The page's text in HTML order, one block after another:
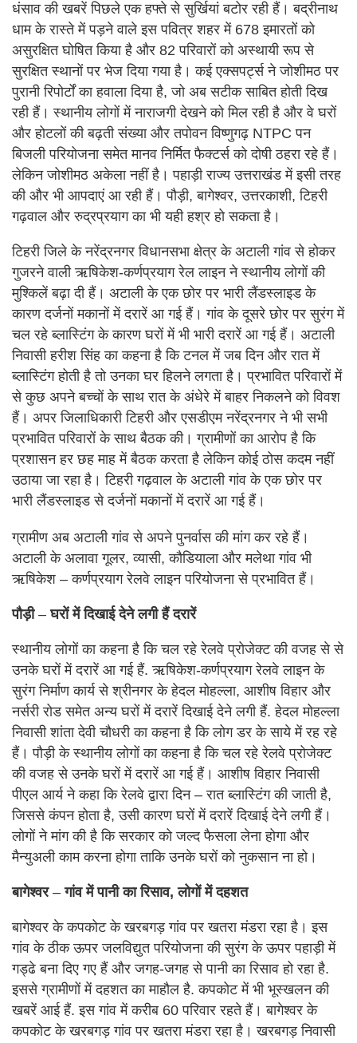
धंसाव की खबरें पिछले एक हफ्ते से सुर्खियां बटोर रही हैं। बद्रीनाथ
धाम के रास्ते में पड़ने वाले इस पवित्र शहर में 678 इमारतों को
असुरक्षित घोषित किया है और 82 परिवारों को अस्थायी रूप से
सुरक्षित स्थानों पर भेज दिया गया है। कई एक्सपर्ट्स ने जोशीमठ पर
पुरानी रिपोर्टों का हवाला दिया है, जो अब सटीक साबित होती दिख
रही हैं। स्थानीय लोगों में नाराजगी देखने को मिल रही है और वे घरों
और होटलों की बढ़ती संख्या और तपोवन विष्णुगढ़ NTPC पन
बिजली परियोजना समेत मानव निर्मित फैक्टर्स को दोषी ठहरा रहे हैं।
लेकिन जोशीमठ अकेला नहीं है। पहाड़ी राज्य उत्तराखंड में इसी तरह
की और भी आपदाएं आ रही हैं। पौड़ी, बागेश्वर, उत्तरकाशी, टिहरी
गढ़वाल और रुद्रप्रयाग का भी यही हश्र हो सकता है।
टिहरी जिले के नरेंद्रनगर विधानसभा क्षेत्र के अटाली गांव से होकर
गुजरने वाली ऋषिकेश-कर्णप्रयाग रेल लाइन ने स्थानीय लोगों की
मुश्किलें बढ़ा दी हैं। अटाली के एक छोर पर भारी लैंडस्लाइड के
कारण दर्जनों मकानों में दरारें आ गई हैं। गांव के दूसरे छोर पर सुरंग में
चल रहे ब्लास्टिंग के कारण घरों में भी भारी दरारें आ गई हैं। अटाली
निवासी हरीश सिंह का कहना है कि टनल में जब दिन और रात में
ब्लास्टिंग होती है तो उनका घर हिलने लगता है। प्रभावित परिवारों में
से कुछ अपने बच्चों के साथ रात के अंधेरे में बाहर निकलने को विवश
हैं। अपर जिलाधिकारी टिहरी और एसडीएम नरेंद्रनगर ने भी सभी
प्रभावित परिवारों के साथ बैठक की। ग्रामीणों का आरोप है कि
प्रशासन हर छह माह में बैठक करता है लेकिन कोई ठोस कदम नहीं
उठाया जा रहा है। टिहरी गढ़वाल के अटाली गांव के एक छोर पर
भारी लैंडस्लाइड से दर्जनों मकानों में दरारें आ गई हैं।
ग्रामीण अब अटाली गांव से अपने पुनर्वास की मांग कर रहे हैं।
अटाली के अलावा गूलर, व्यासी, कौडियाला और मलेथा गांव भी
ऋषिकेश – कर्णप्रयाग रेलवे लाइन परियोजना से प्रभावित हैं।
पौड़ी–घरों में दिखाई देने लगी हैं दरारें
स्थानीय लोगों का कहना है कि चल रहे रेलवे प्रोजेक्ट की वजह से से
उनके घरों में दरारें आ गई हैं. ऋषिकेश-कर्णप्रयाग रेलवे लाइन के
सुरंग निर्माण कार्य से श्रीनगर के हेदल मोहल्ला, आशीष विहार और
नर्सरी रोड समेत अन्य घरों में दरारें दिखाई देने लगी हैं. हेदल मोहल्ला
निवासी शांता देवी चौधरी का कहना है कि लोग डर के साये में रह रहे
हैं। पौड़ी के स्थानीय लोगों का कहना है कि चल रहे रेलवे प्रोजेक्ट
की वजह से उनके घरों में दरारें आ गई हैं। आशीष विहार निवासी
पीएल आर्य ने कहा कि रेलवे द्वारा दिन – रात ब्लास्टिंग की जाती है,
जिससे कंपन होता है, उसी कारण घरों में दरारें दिखाई देने लगी हैं।
लोगों ने मांग की है कि सरकार को जल्द फैसला लेना होगा और
मैन्युअली काम करना होगा ताकि उनके घरों को नुकसान ना हो।
बागेश्वर–गांव में पानी का रिसाव, लोगों में दहशत
बागेश्वर के कपकोट के खरबगड़ गांव पर खतरा मंडरा रहा है। इस
गांव के ठीक ऊपर जलविद्युत परियोजना की सुरंग के ऊपर पहाड़ी में
गड्ढे बना दिए गए हैं और जगह-जगह से पानी का रिसाव हो रहा है.
इससे ग्रामीणों में दहशत का माहौल है. कपकोट में भी भूस्खलन की
खबरें आई हैं. इस गांव में करीब 60 परिवार रहते हैं। बागेश्वर के
कपकोट के खरबगड़ गांव पर खतरा मंडरा रहा है। खरबगड़ निवासी